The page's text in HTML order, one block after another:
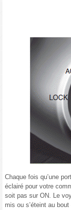
Chaque fois qu’une
éclairé pour votre
soit pas sur ON. Le
mis ou s’éteint au